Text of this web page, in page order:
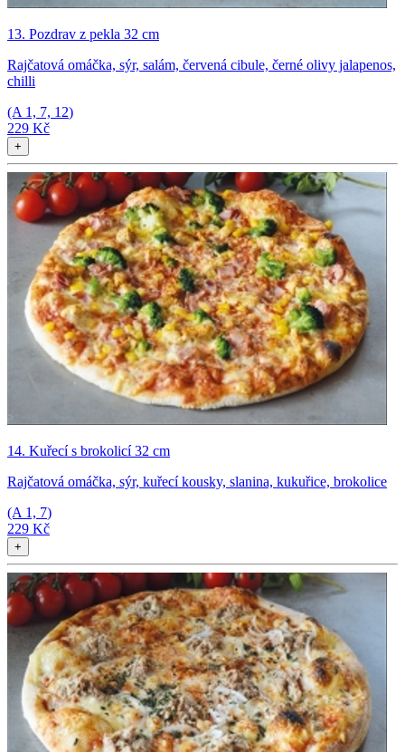
13. Pozdrav z pekla 32 cm
Rajčatová omáčka, sýr, salám, červená cibule, černé olivy jalapenos,
chilli
(A 1, 7, 12)
229 Kč
+
14. Kuřecí s brokolicí 32 cm
Rajčatová omáčka, sýr, kuřecí kousky, slanina, kukuřice, brokolice
(A 1, 7)
229 Kč
+